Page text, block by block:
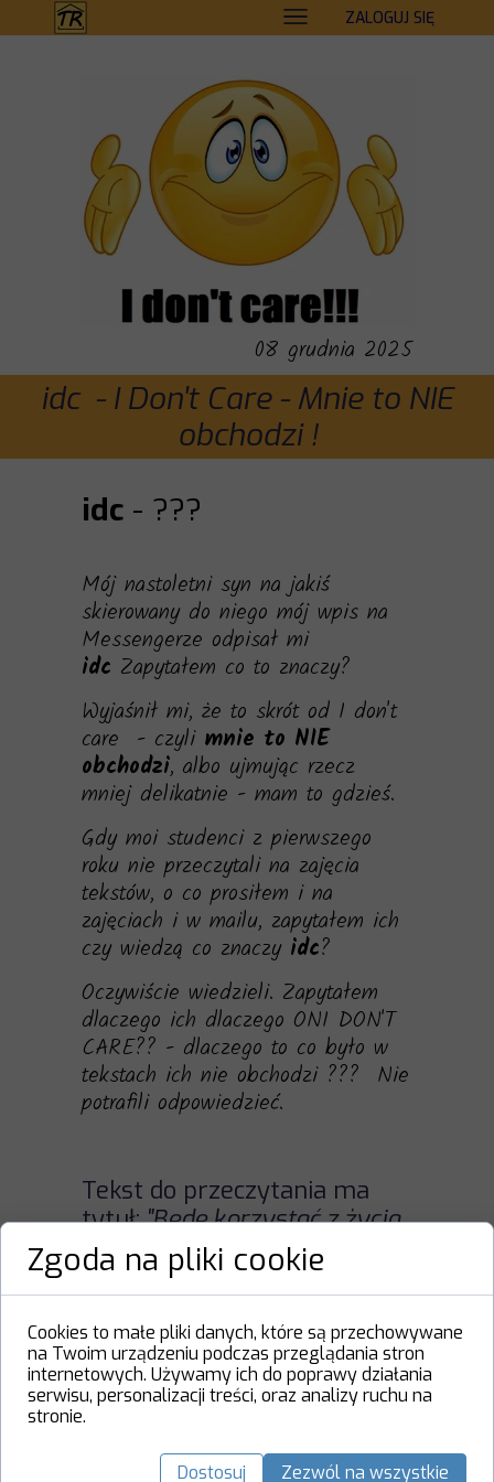
ZALOGUJ SIĘ
08 grudnia 2025
idc - I Don't Care - Mnie to NIE
obchodzi !
idc - ???
Mój nastoletni syn na jakiś
skierowany do niego mój wpis na
Messengerze odpisał mi
idc Zapytałem co to znaczy?
Wyjaśnił mi, że to skrót od I don't
care - czyli mnie to NIE
obchodzi, albo ujmując rzecz
mniej delikatnie - mam to gdzieś.
Gdy moi studenci z pierwszego
roku nie przeczytali na zajęcia
tekstów, o co prosiłem i na
zajęciach i w mailu, zapytałem ich
czy wiedzą co znaczy idc?
Oczywiście wiedzieli. Zapytałem
dlaczego ich dlaczego ONI DON'T
CARE?? - dlaczego to co było w
tekstach ich nie obchodzi ??? Nie
potrafili odpowiedzieć.
Tekst do przeczytania ma
tytuł:"Będę korzystać z życia,
bo nie dożyję najgorszych
skutków zmiany
klimatu".Super.A twoje
dziecko?" -ale ICH to nie
obchodzi !!!
Przypomniały mi się niedawne zajęcia, które
Zgoda na pliki cookie
Cookies to małe pliki danych, które są przechowywane
na Twoim urządzeniu podczas przeglądania stron
internetowych. Używamy ich do poprawy działania
serwisu, personalizacji treści, oraz analizy ruchu na
stronie.
Dostosuj Zezwól na wszystkie